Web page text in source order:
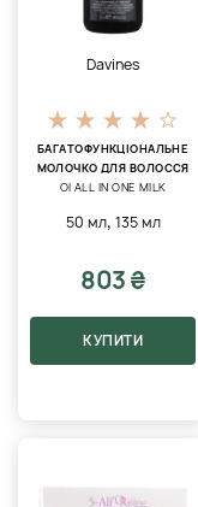
Davines
БАГАТОФУНКЦІОНАЛЬНЕ
МОЛОЧКО ДЛЯ ВОЛОССЯ
OI ALL IN ONE MILK
50 мл, 135 мл
803 ₴
КУПИТИ